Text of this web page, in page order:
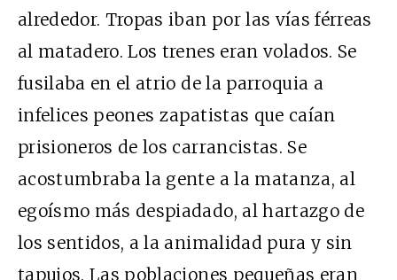
alrededor. Tropas iban por las vías férreas
al matadero. Los trenes eran volados. Se
fusilaba en el atrio de la parroquia a
infelices peones zapatistas que caían
prisioneros de los carrancistas. Se
acostumbraba la gente a la matanza, al
egoísmo más despiadado, al hartazgo de
los sentidos, a la animalidad pura y sin
tapujos. Las poblaciones pequeñas eran